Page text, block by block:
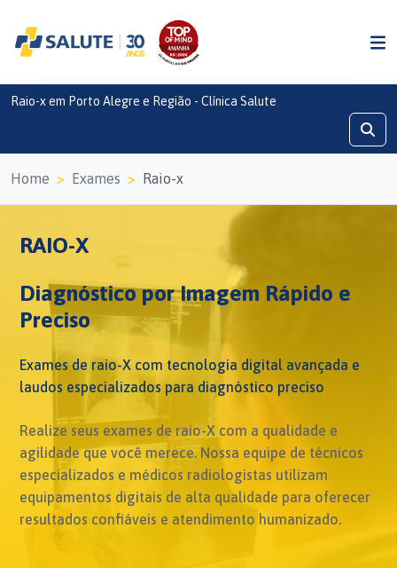
Raio-x em Porto Alegre e Região - Clínica Salute
Home Exames Raio-x
RAIO-X
Diagnóstico por Imagem Rápido e
Preciso
Exames de raio-X com tecnologia digital avançada e
laudos especializados para diagnóstico preciso
Realize seus exames de raio-X com a qualidade e
agilidade que você merece. Nossa equipe de técnicos
especializados e médicos radiologistas utilizam
equipamentos digitais de alta qualidade para oferecer
resultados confiáveis e atendimento humanizado.